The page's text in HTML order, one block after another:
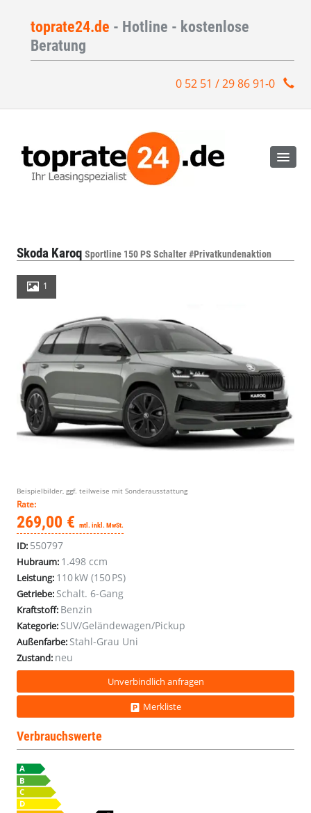
toprate24.de - Hotline - kostenlose
Beratung
0 52 51 / 29 86 91-0
Skoda Karoq Sportline 150 PS Schalter #Privatkundenaktion
1
Beispielbilder, ggf. teilweise mit Sonderausstattung
Rate:
269,00 € mtl. inkl. MwSt.
ID: 550797
Hubraum: 1.498 ccm
Leistung: 110 kW (150 PS)
Getriebe: Schalt. 6-Gang
Kraftstoff: Benzin
Kategorie: SUV/Geländewagen/Pickup
Außenfarbe: Stahl-Grau Uni
Zustand: neu
Unverbindlich anfragen
Merkliste
Verbrauchswerte